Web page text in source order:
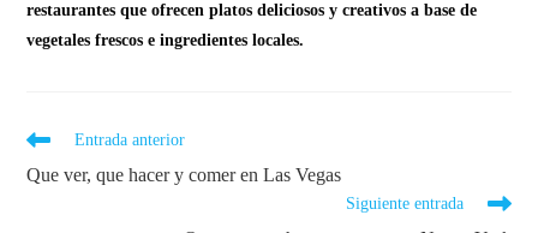
restaurantes que ofrecen platos deliciosos y creativos a base de
vegetales frescos e ingredientes locales.
Entrada anterior
Que ver, que hacer y comer en Las Vegas
Siguiente entrada